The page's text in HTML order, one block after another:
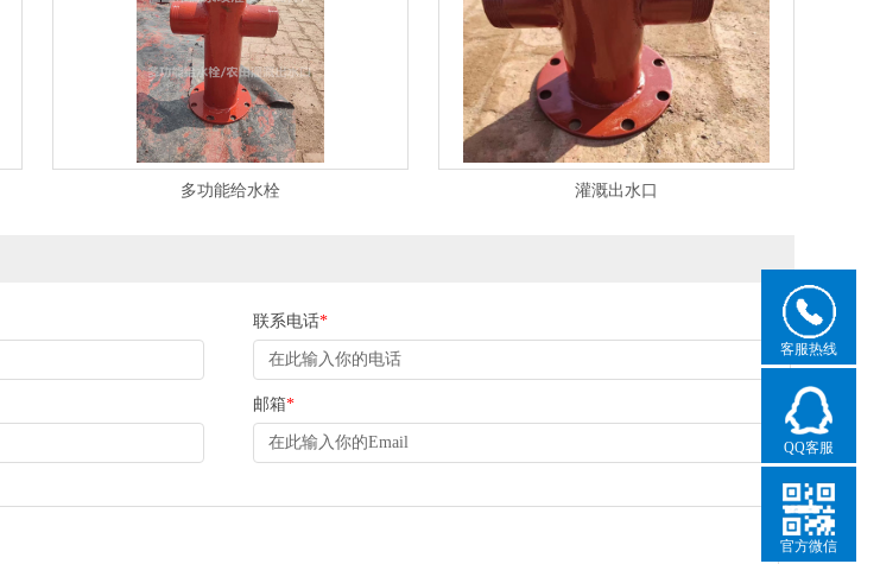
多功能给水栓 灌溉出水口
联系电话*
邮箱*
客服热线
QQ客服
官方微信